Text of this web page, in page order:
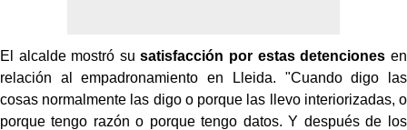
El alcalde mostró susatisfacción por estas detenciones en
relación al empadronamiento en Lleida. "Cuando digo las
cosas normalmente las digo o porque las llevo interiorizadas, o
porque tengo razón o porque tengo datos. Y después de los